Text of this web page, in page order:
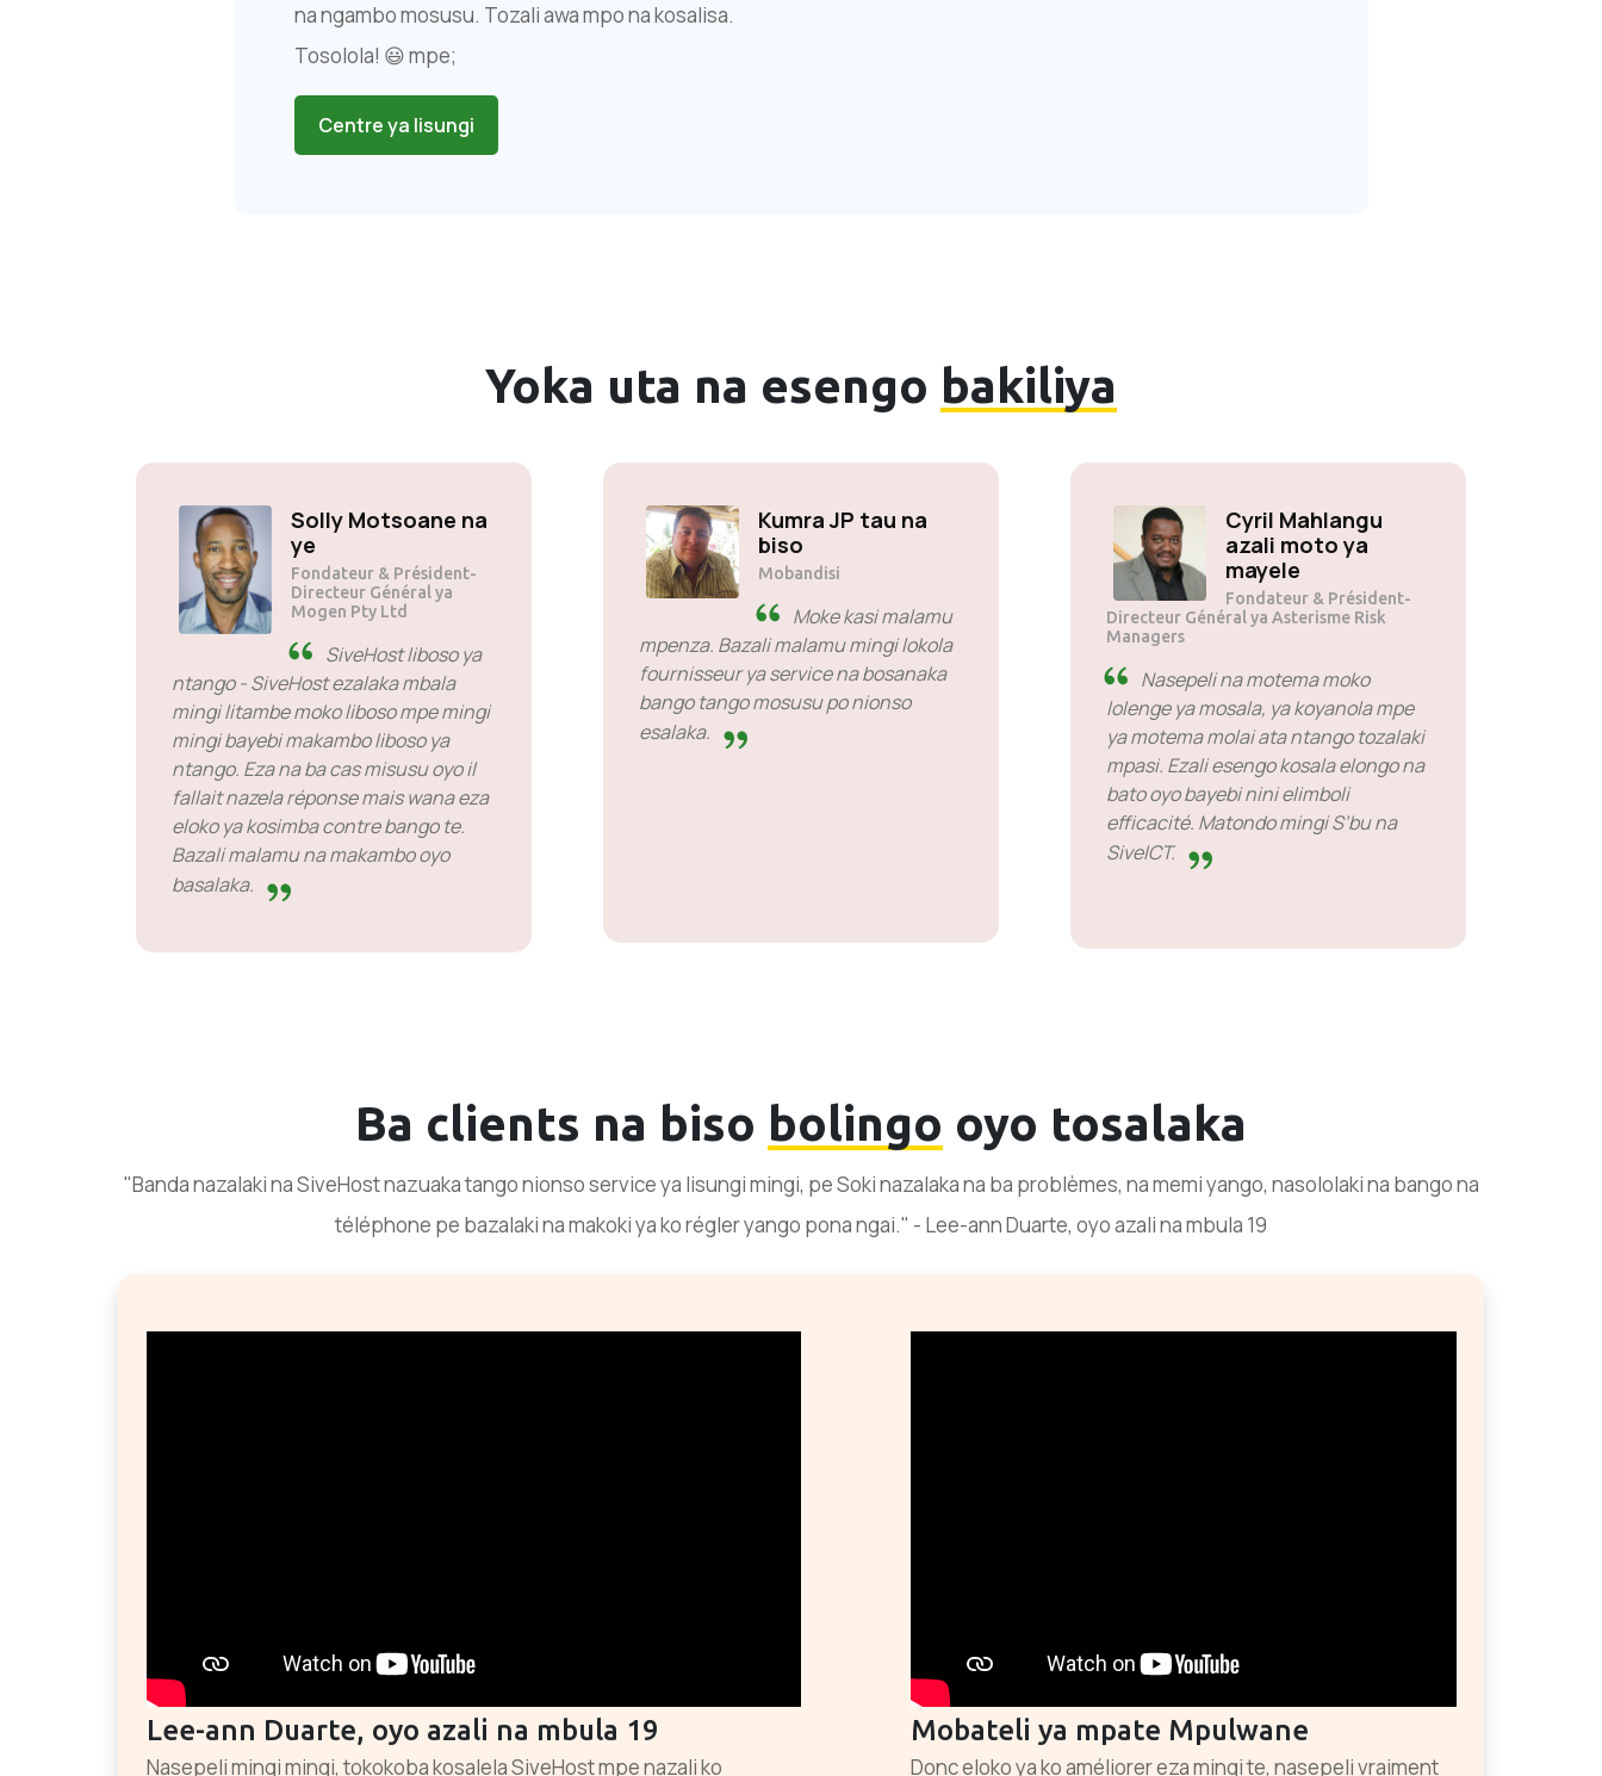
na ngambo mosusu. Tozali awa mpo na kosalisa.
Tosolola! 😃 mpe;
Centre ya lisungi
Yoka uta na esengo bakiliya
Solly Motsoane na
ye
Fondateur & Président-
Directeur Général ya
Mogen Pty Ltd
SiveHost liboso ya
ntango - SiveHost ezalaka mbala
mingi litambe moko liboso mpe mingi
mingi bayebi makambo liboso ya
ntango. Eza na ba cas misusu oyo il
fallait nazela réponse mais wana eza
eloko ya kosimba contre bango te.
Bazali malamu na makambo oyo
basalaka.
Kumra JP tau na
biso
Mobandisi
Moke kasi malamu
mpenza. Bazali malamu mingi lokola
fournisseur ya service na bosanaka
bango tango mosusu po nionso
esalaka.
Cyril Mahlangu
azali moto ya
mayele
Fondateur & Président-
Directeur Général ya Asterisme Risk
Managers
Nasepeli na motema moko
lolenge ya mosala, ya koyanola mpe
ya motema molai ata ntango tozalaki
mpasi. Ezali esengo kosala elongo na
bato oyo bayebi nini elimboli
efficacité. Matondo mingi S’bu na
SiveICT.
Ba clients na biso bolingo oyo tosalaka
"Banda nazalaki na SiveHost nazuaka tango nionso service ya lisungi mingi, pe Soki nazalaka na ba problèmes, na memi yango, nasololaki na bango na
téléphone pe bazalaki na makoki ya ko régler yango pona ngai." - Lee-ann Duarte, oyo azali na mbula 19
Mobateli ya mpate Mpulwane
Donc eloko ya ko améliorer eza mingi te, nasepeli vraiment
Lee-ann Duarte, oyo azali na mbula 19
Nasepeli mingi mingi, tokokoba kosalela SiveHost mpe nazali ko